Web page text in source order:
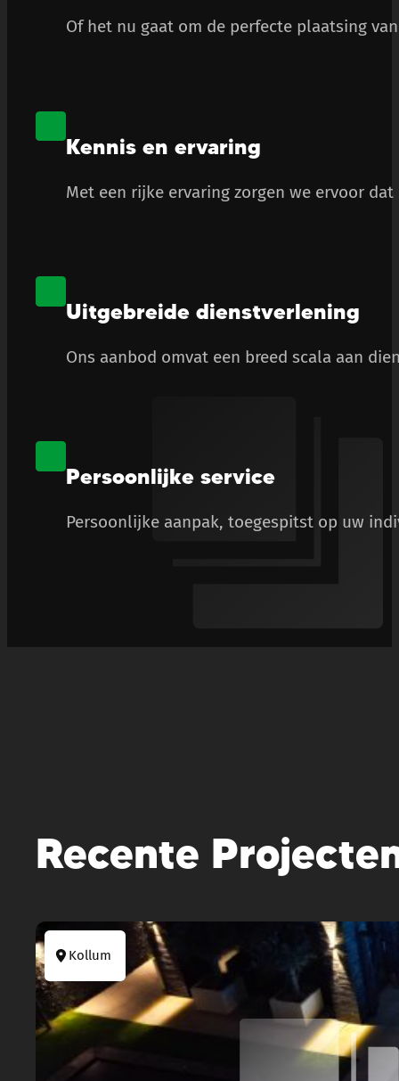
Of het nu gaat om de perfecte plaatsing
Kennis en ervaring
Met een rijke ervaring zorgen we ervoor
Uitgebreide dienstverlening
Ons aanbod omvat een breed scala aan
Persoonlijke service
Persoonlijke aanpak, toegespitst op uw
Recente
Kollum